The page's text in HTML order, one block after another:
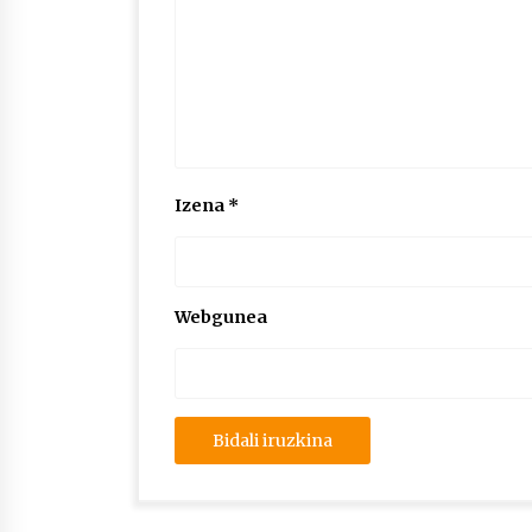
Izena *
Webgunea